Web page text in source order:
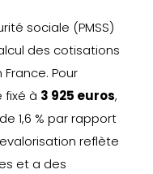
sociale (PMSS)
des cotisations
Pour
fixé à 3 925 euros,
1,6 % par rapport
reflète
et a des